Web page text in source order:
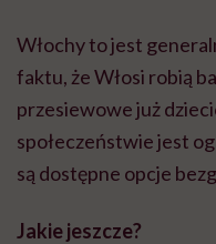
Włochy to jest
faktu, że Włosi robią
przesiewowe już
społeczeństwie jest
są dostępne opcje
Jakie jeszcze?